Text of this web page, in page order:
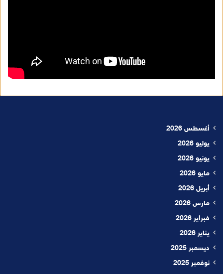
أغسطس 2026
يوليو 2026
يونيو 2026
مايو 2026
أبريل 2026
مارس 2026
فبراير 2026
يناير 2026
ديسمبر 2025
نوفمبر 2025